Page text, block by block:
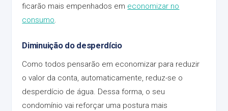
ficarão mais empenhados em economizar no
consumo.
Diminuição do desperdício
Como todos pensarão em economizar para reduzir
o valor da conta, automaticamente, reduz-se o
desperdício de água. Dessa forma, o seu
condomínio vai reforçar uma postura mais